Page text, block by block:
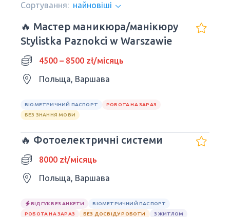
Сортування: найновіші
🔥 Мастер маникюра/манікюру
Stylistka Paznokci w Warszawie
4500 – 8500 zł/місяць
Польща, Варшава
БІОМЕТРИЧНИЙ ПАСПОРТ
РОБОТА НА ЗАРАЗ
БЕЗ ЗНАННЯ МОВИ
🔥 Фотоелектричні системи
8000 zł/місяць
Польща, Варшава
ВІДГУК БЕЗ АНКЕТИ
БІОМЕТРИЧНИЙ ПАСПОРТ
РОБОТА НА ЗАРАЗ
БЕЗ ДОСВІДУ РОБОТИ
З ЖИТЛОМ